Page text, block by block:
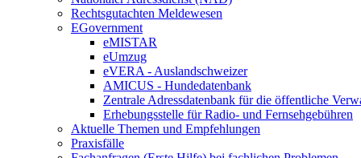
Rechtsgutachten Meldewesen
EGovernment
eMISTAR
eUmzug
eVERA - Auslandschweizer
AMICUS - Hundedatenbank
Zentrale Adressdatenbank für die öffentliche
Erhebungsstelle für Radio- und Fernsehgebühren
Aktuelle Themen und Empfehlungen
Praxisfälle